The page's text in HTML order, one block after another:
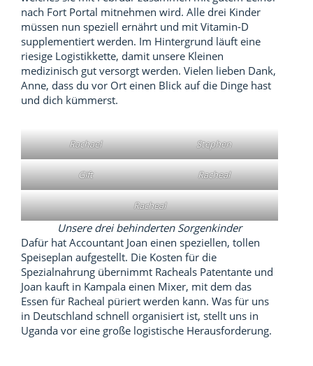
nach Fort Portal mitnehmen wird. Alle drei Kinder
müssen nun speziell ernährt und mit Vitamin-D
supplementiert werden. Im Hintergrund läuft eine
riesige Logistikkette, damit unsere Kleinen
medizinisch gut versorgt werden. Vielen lieben Dank,
Anne, dass du vor Ort einen Blick auf die Dinge hast
und dich kümmerst.
Rachael Stephen
Gift Racheal
Racheal
Unsere drei behinderten Sorgenkinder
Dafür hat Accountant Joan einen speziellen, tollen
Speiseplan aufgestellt. Die Kosten für die
Spezialnahrung übernimmt Racheals Patentante und
Joan kauft in Kampala einen Mixer, mit dem das
Essen für Racheal püriert werden kann. Was für uns
in Deutschland schnell organisiert ist, stellt uns in
Uganda vor eine große logistische Herausforderung.